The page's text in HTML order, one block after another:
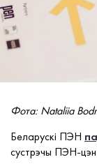
Фота: Nataliia
Беларускі ПЭН
сустрэчы ПЭН-